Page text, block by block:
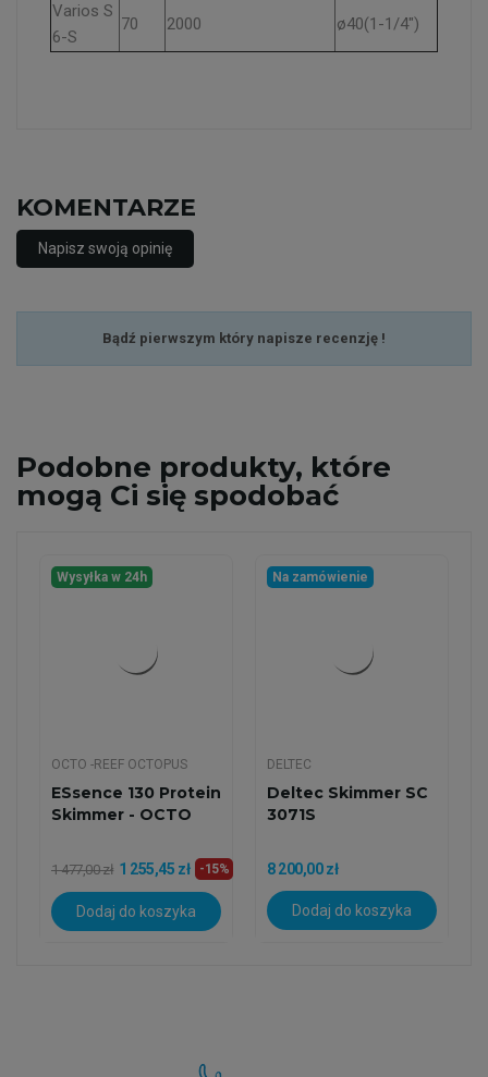
Varios S
6-S
70 2000 ø40(1-1/4″)
KOMENTARZE
Napisz swoją opinię
Bądź pierwszym który napisze recenzję !
Podobne produkty, które
mogą Ci się spodobać
Wysyłka w 24h
OCTO -REEF OCTOPUS
ESsence 130 Protein
Skimmer - OCTO
1 477,00 zł 1 255,45 zł -15%
Dodaj do koszyka
Na zamówienie
DELTEC
Deltec Skimmer SC
3071S
8 200,00 zł
Dodaj do koszyka